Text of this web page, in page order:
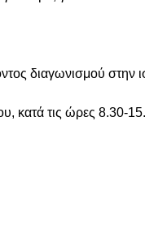
διαγωνισμού στην
κατά τις ώρες